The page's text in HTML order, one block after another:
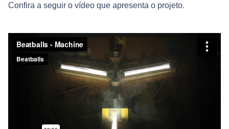
Confira a seguir o vídeo que apresenta o projeto.